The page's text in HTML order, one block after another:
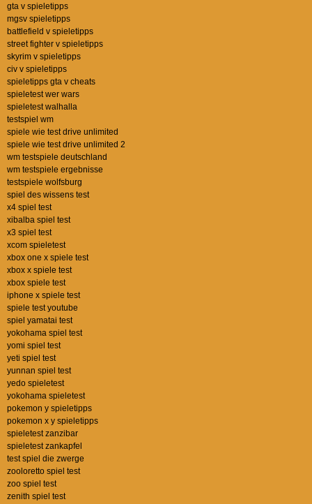
gta v spieletipps
mgsv spieletipps
battlefield v spieletipps
street fighter v spieletipps
skyrim v spieletipps
civ v spieletipps
spieletipps gta v cheats
spieletest wer wars
spieletest walhalla
testspiel wm
spiele wie test drive unlimited
spiele wie test drive unlimited 2
wm testspiele deutschland
wm testspiele ergebnisse
testspiele wolfsburg
spiel des wissens test
x4 spiel test
xibalba spiel test
x3 spiel test
xcom spieletest
xbox one x spiele test
xbox x spiele test
xbox spiele test
iphone x spiele test
spiele test youtube
spiel yamatai test
yokohama spiel test
yomi spiel test
yeti spiel test
yunnan spiel test
yedo spieletest
yokohama spieletest
pokemon y spieletipps
pokemon x y spieletipps
spieletest zanzibar
spieletest zankapfel
test spiel die zwerge
zooloretto spiel test
zoo spiel test
zenith spiel test